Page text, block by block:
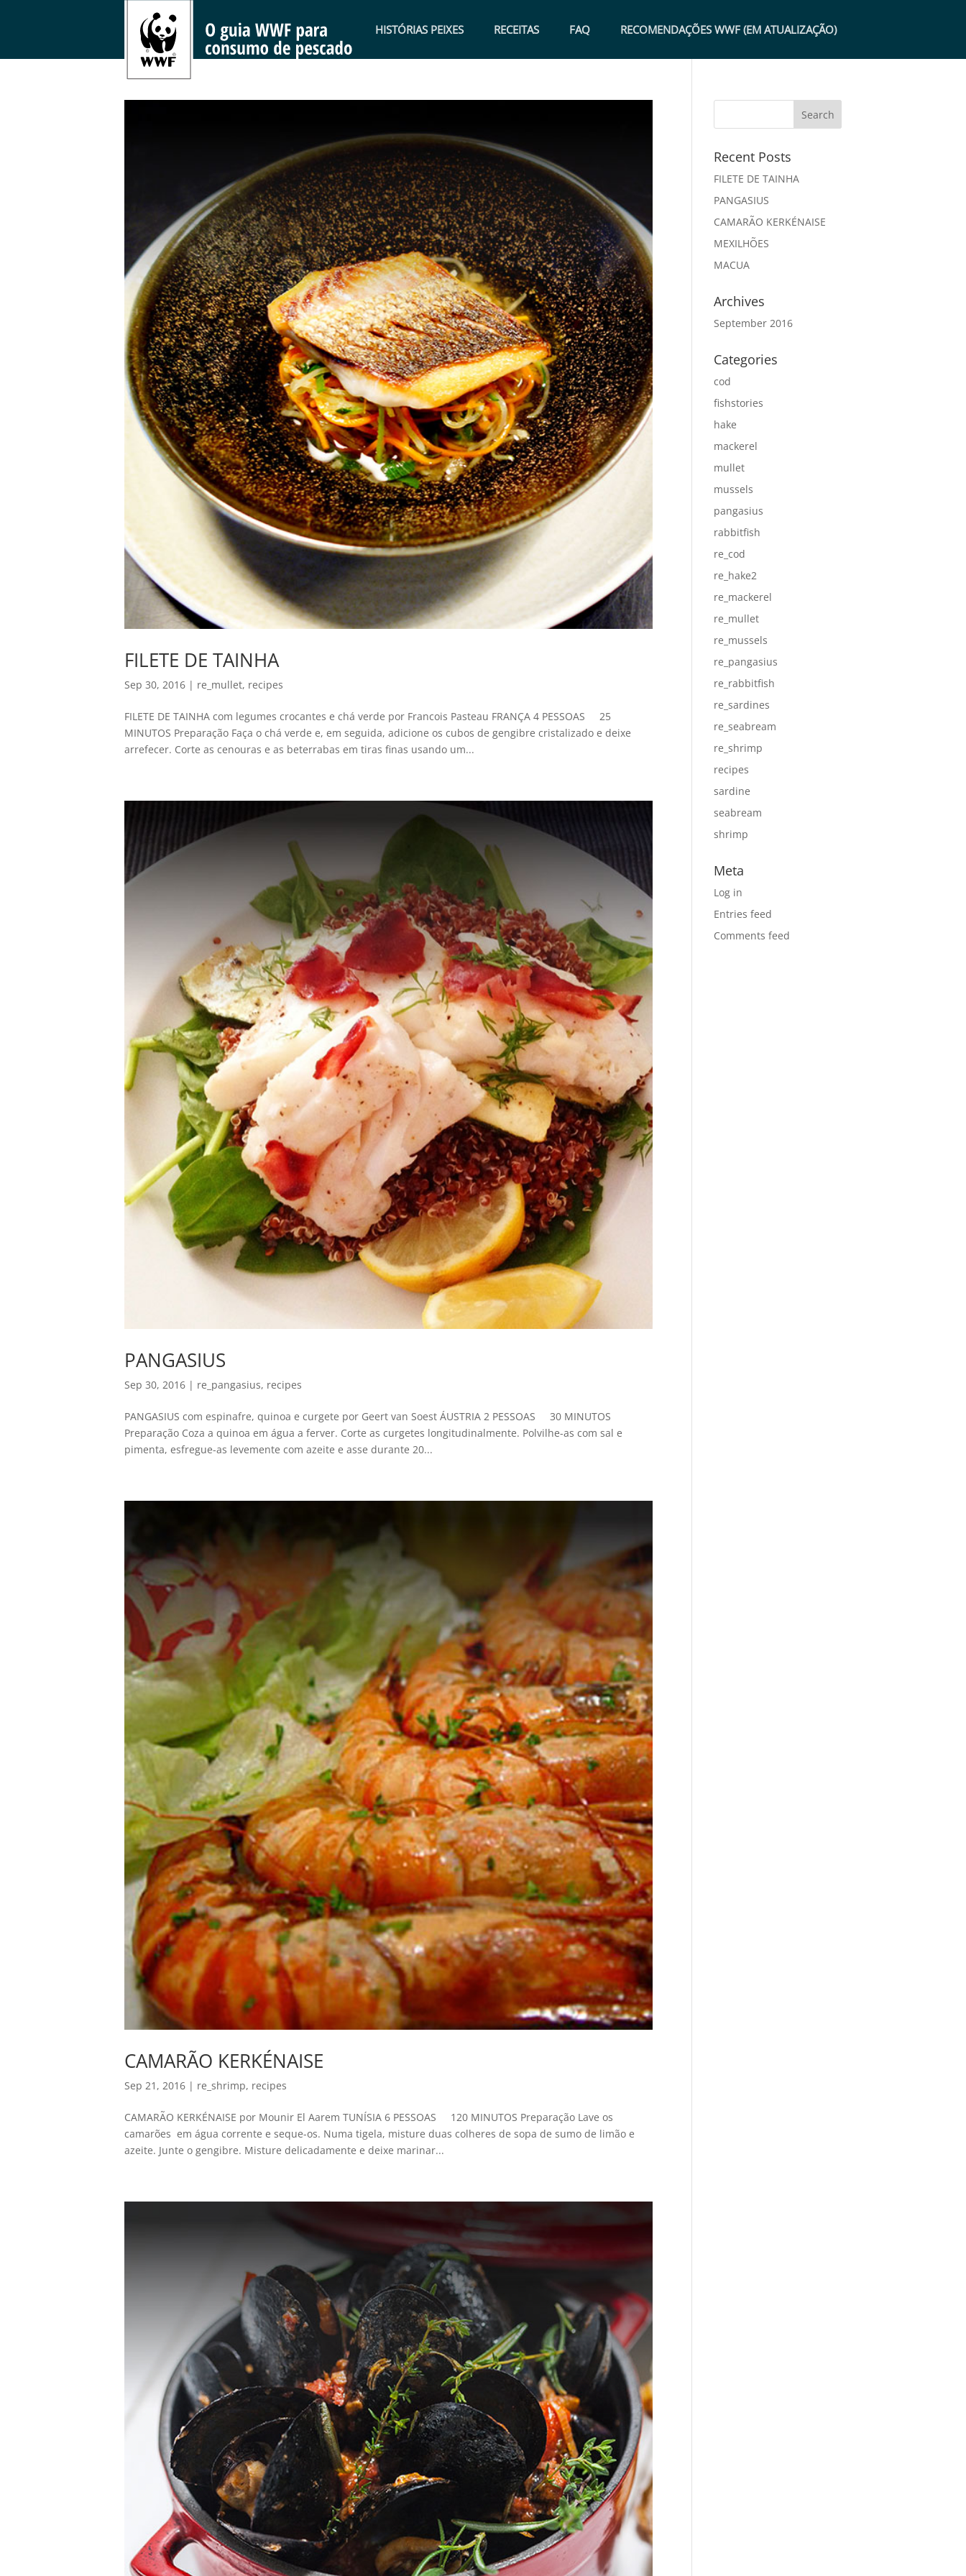
HISTÓRIAS PEIXES RECEITAS FAQ RECOMENDAÇÕES WWF (EM ATUALIZAÇÃO)
FILETE DE TAINHA
Sep 30, 2016| re_mullet, recipes
FILETE DE TAINHA com legumes crocantes e chá verde por Francois Pasteau FRANÇA 4 PESSOAS 25
MINUTOS Preparação Faça o chá verde e, em seguida, adicione os cubos de gengibre cristalizado e deixe
arrefecer. Corte as cenouras e as beterrabas em tiras finas usando um...
PANGASIUS
Sep 30, 2016| re_pangasius, recipes
PANGASIUS com espinafre, quinoa e curgete por Geert van Soest ÁUSTRIA 2 PESSOAS 30 MINUTOS
Preparação Coza a quinoa em água a ferver. Corte as curgetes longitudinalmente. Polvilhe-as com sal e
pimenta, esfregue-as levemente com azeite e asse durante 20...
CAMARÃO KERKÉNAISE
Sep 21, 2016| re_shrimp, recipes
CAMARÃO KERKÉNAISE por Mounir El Aarem TUNÍSIA 6 PESSOAS 120 MINUTOS Preparação Lave os
camarões em água corrente e seque-os. Numa tigela, misture duas colheres de sopa de sumo de limão e
azeite. Junte o gengibre. Misture delicadamente e deixe marinar...
Recent Posts
FILETE DE TAINHA
PANGASIUS
CAMARÃO KERKÉNAISE
MEXILHÕES
MACUA
Archives
September 2016
Categories
cod
fishstories
hake
mackerel
mullet
mussels
pangasius
rabbitfish
re_cod
re_hake2
re_mackerel
re_mullet
re_mussels
re_pangasius
re_rabbitfish
re_sardines
re_seabream
re_shrimp
recipes
sardine
seabream
shrimp
Meta
Log in
Entries feed
Comments feed